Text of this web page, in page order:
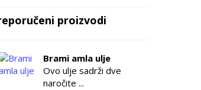
proizvodi
Brami amla ulje
Ovo ulje sadrži dve
naročite ...